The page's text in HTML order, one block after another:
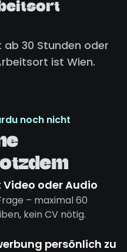
ab 30 Stunden oder
ist Wien.
noch nicht
oder Audio
– maximal 60
kein CV nötig.
persönlich zu